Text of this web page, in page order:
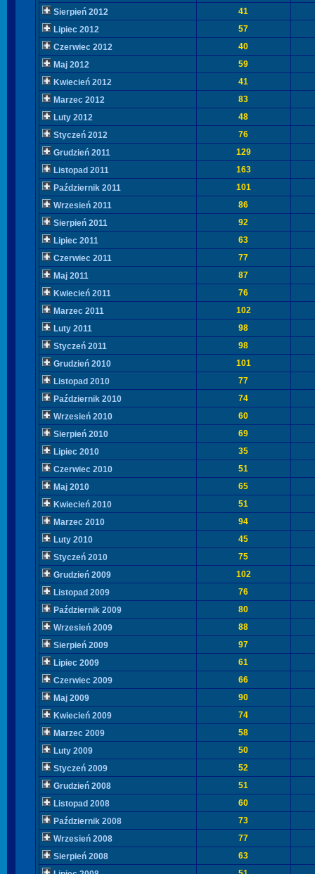
Sierpień 2012
41
Lipiec 2012
57
Czerwiec 2012
40
Maj 2012
59
Kwiecień 2012
41
Marzec 2012
83
Luty 2012
48
Styczeń 2012
76
Grudzień 2011
129
Listopad 2011
163
Październik 2011
101
Wrzesień 2011
86
Sierpień 2011
92
Lipiec 2011
63
Czerwiec 2011
77
Maj 2011
87
Kwiecień 2011
76
Marzec 2011
102
Luty 2011
98
Styczeń 2011
98
Grudzień 2010
101
Listopad 2010
77
Październik 2010
74
Wrzesień 2010
60
Sierpień 2010
69
Lipiec 2010
35
Czerwiec 2010
51
Maj 2010
65
Kwiecień 2010
51
Marzec 2010
94
Luty 2010
45
Styczeń 2010
75
Grudzień 2009
102
Listopad 2009
76
Październik 2009
80
Wrzesień 2009
88
Sierpień 2009
97
Lipiec 2009
61
Czerwiec 2009
66
Maj 2009
90
Kwiecień 2009
74
Marzec 2009
58
Luty 2009
50
Styczeń 2009
52
Grudzień 2008
51
Listopad 2008
60
Październik 2008
73
Wrzesień 2008
77
Sierpień 2008
63